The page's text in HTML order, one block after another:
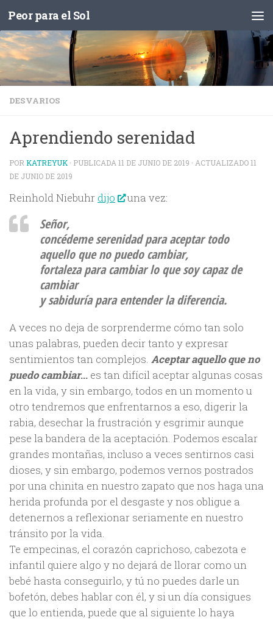
Saltar al contenido
Peor para el Sol
DESVARIOS
Aprendiendo serenidad
POR KATREYUK · PUBLICADA 11 DE JUNIO DE 2019 · ACTUALIZADO11
DE JUNIO DE 2019
Reinhold Niebuhr dijo una vez:
Señor,
concédeme serenidad paraaceptar todo
aquello que no puedo cambiar,
fortaleza para cambiar lo que soy capaz de
cambiar
y sabiduría para entender la diferencia.
A veces no deja de sorprenderme cómo tan solo
unas palabras, pueden decir tanto y expresar
sentimientos tan complejos. Aceptar aquello que no
puedo cambiar… es tan difícil aceptar algunas cosas
en la vida, y sin embargo, todos en un momento u
otro tendremos que enfrentarnos a eso, digerir la
rabia, desechar la frustración y esgrimir aunque
pese la bandera de la aceptación. Podemos escalar
grandes montañas, incluso a veces sentirnos casi
dioses, y sin embargo, podemos vernos postrados
por una chinita en nuestro zapato que nos haga una
herida profunda por el desgaste y nos obligue a
detenernos a reflexionar seriamente en nuestro
tránsito por la vida.
Te empecinas, el corazón caprichoso, cabezota e
infantil quiere algo y no dejará de llorar como un
bebé hasta conseguirlo, y tú no puedes darle un
bofetón, debes hablar con él, y si un día consigues
que lo entienda, puede que al siguiente lo haya